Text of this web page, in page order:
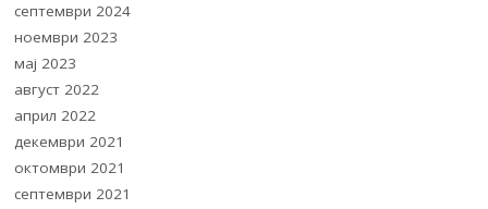
септември 2024
ноември 2023
мај 2023
август 2022
април 2022
декември 2021
октомври 2021
септември 2021